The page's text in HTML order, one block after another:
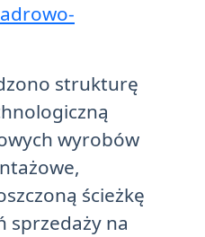
strukturę
wyrobów
ścieżkę
sprzedaży na